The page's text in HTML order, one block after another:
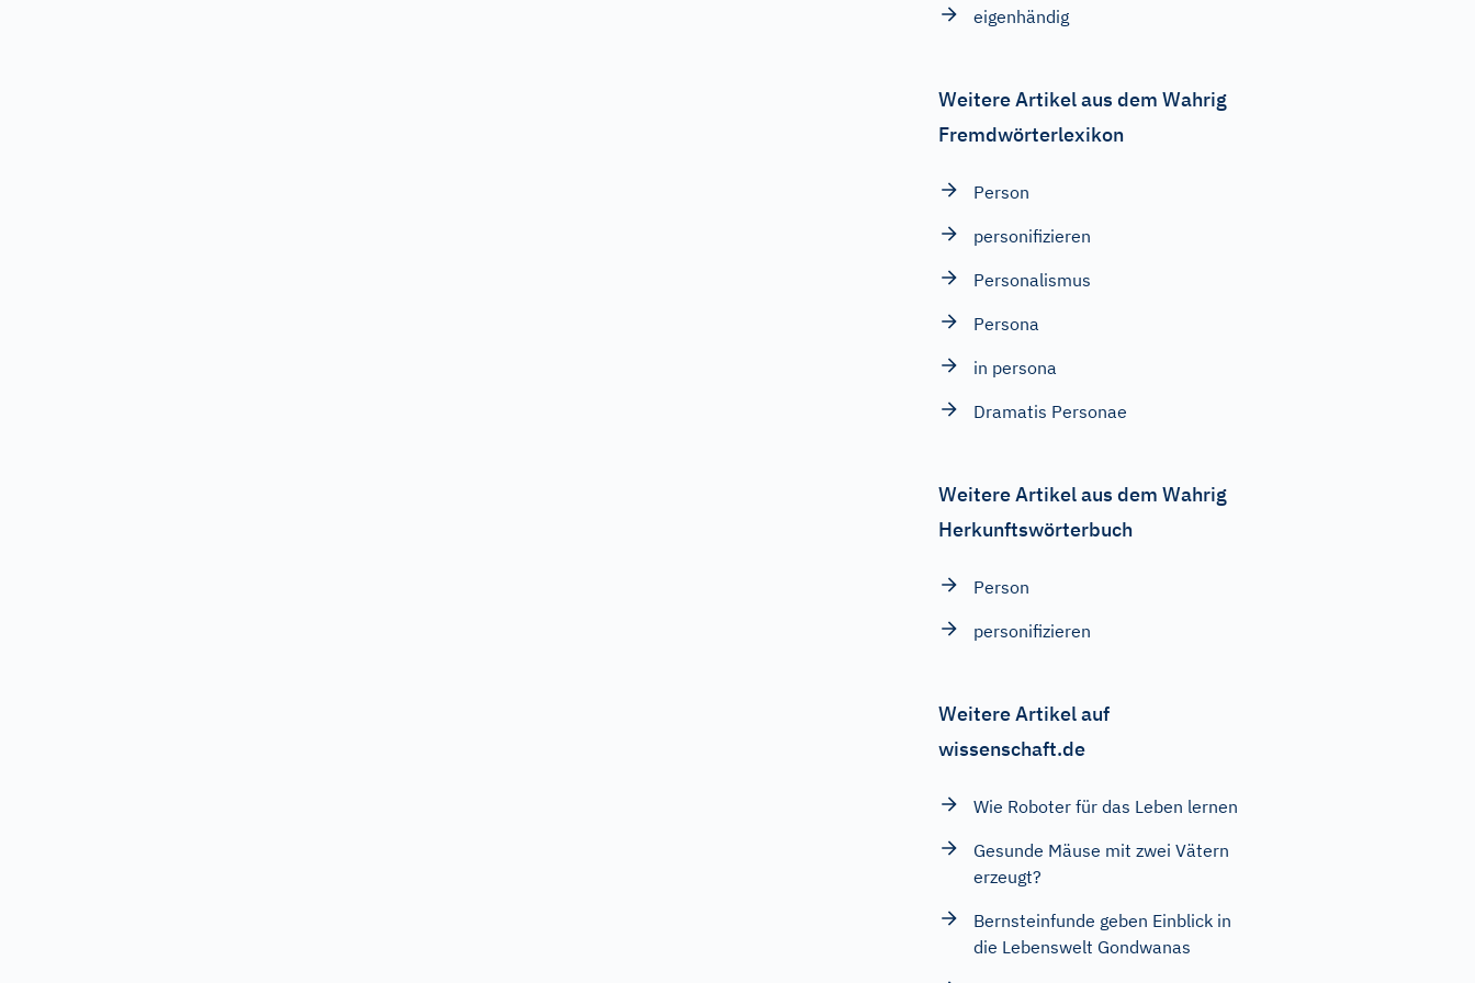
eigenhändig
Weitere Artikel aus dem Wahrig
Fremdwörterlexikon
Person
personifizieren
Personalismus
Persona
in persona
Dramatis Personae
Weitere Artikel aus dem Wahrig
Herkunftswörterbuch
Person
personifizieren
Weitere Artikel auf
wissenschaft.de
Wie Roboter für das Leben lernen
Gesunde Mäuse mit zwei Vätern
erzeugt?
Bernsteinfunde geben Einblick in
die Lebenswelt Gondwanas